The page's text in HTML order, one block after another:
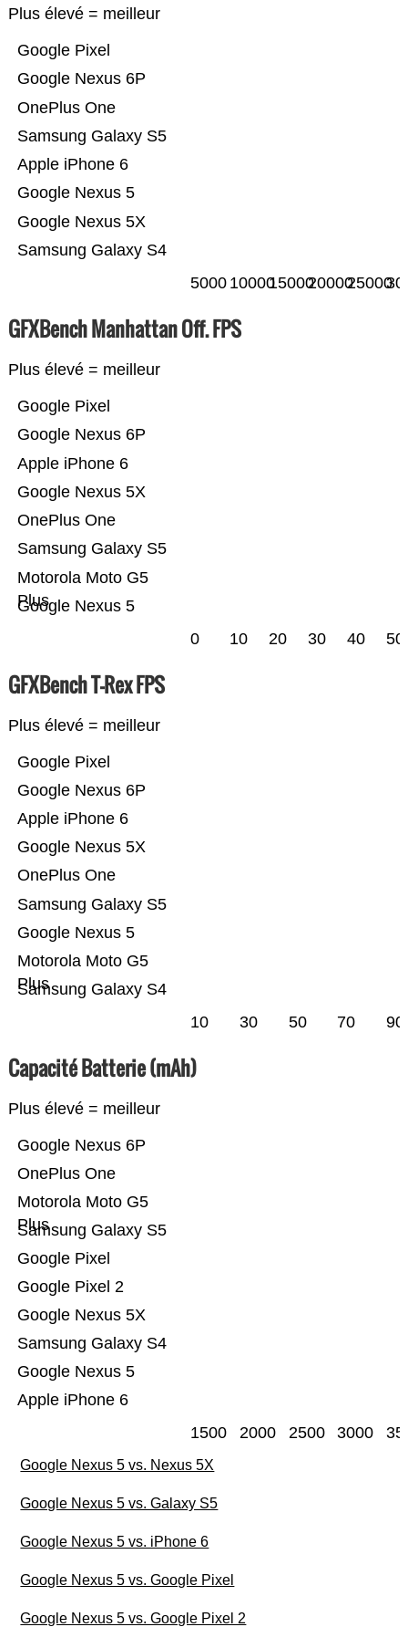
Plus élevé = meilleur
Samsung Galaxy S4
Google Nexus 5X
Google Nexus 5
Apple iPhone 6
Samsung Galaxy S5
OnePlus One
Google Nexus 6P
Google Pixel
5000 10000150002000025000
GFXBench Manhattan Off. FPS
Plus élevé = meilleur
Google Nexus 5
Motorola Moto G5
Plus
Samsung Galaxy S5
OnePlus One
Google Nexus 5X
Apple iPhone 6
Google Nexus 6P
Google Pixel
0 10 20 30 40 50
GFXBench T-Rex FPS
Plus élevé = meilleur
Samsung Galaxy S4
Motorola Moto G5
Plus
Google Nexus 5
Samsung Galaxy S5
OnePlus One
Google Nexus 5X
Apple iPhone 6
Google Nexus 6P
Google Pixel
10 30 50 70 90
Capacité Batterie (mAh)
Plus élevé = meilleur
Apple iPhone 6
Google Nexus 5
Samsung Galaxy S4
Google Nexus 5X
Google Pixel 2
Google Pixel
Samsung Galaxy S5
Motorola Moto G5
Plus
OnePlus One
Google Nexus 6P
1500 2000 2500 3000
Google Nexus 5 vs. Nexus 5X
Google Nexus 5 vs. Galaxy S5
Google Nexus 5 vs. iPhone 6
Google Nexus 5 vs. Google Pixel
Google Nexus 5 vs. Google Pixel 2